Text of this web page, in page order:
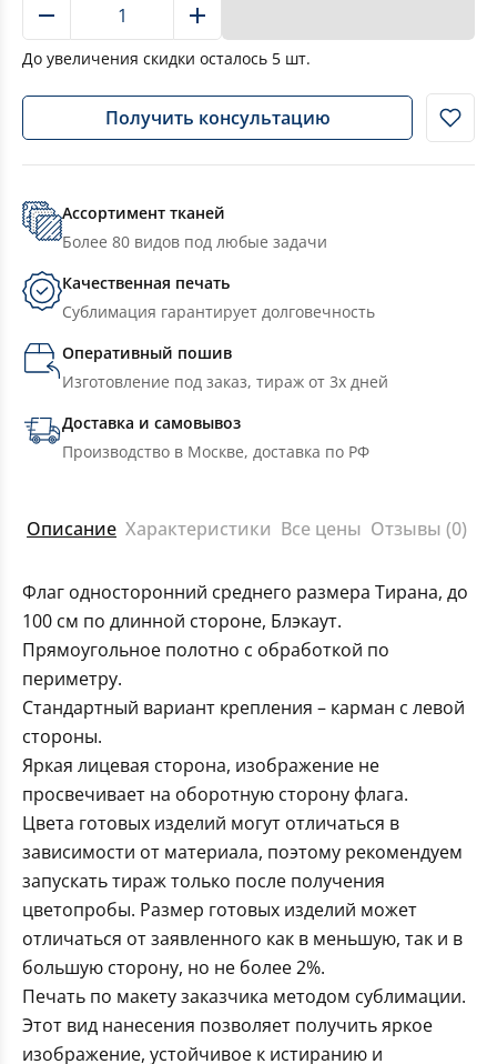
До увеличения скидки осталось 5 шт.
Получить консультацию
Ассортимент тканей
Более 80 видов под любые задачи
Качественная печать
Сублимация гарантирует долговечность
Оперативный пошив
Изготовление под заказ, тираж от 3х дней
Доставка и самовывоз
Производство в Москве, доставка по РФ
Описание Характеристики Все цены Отзывы (0)
Флаг односторонний среднего размера Тирана, до
100 см по длинной стороне, Блэкаут.
Прямоугольное полотно с обработкой по
периметру.
Стандартный вариант крепления – карман с левой
стороны.
Яркая лицевая сторона, изображение не
просвечивает на оборотную сторону флага.
Цвета готовых изделий могут отличаться в
зависимости от материала, поэтому рекомендуем
запускать тираж только после получения
цветопробы. Размер готовых изделий может
отличаться от заявленного как в меньшую, так и в
большую сторону, но не более 2%.
Печать по макету заказчика методом сублимации.
Этот вид нанесения позволяет получить яркое
изображение, устойчивое к истиранию и